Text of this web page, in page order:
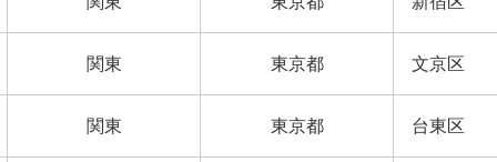
関東 東京都 文京区
関東 東京都 台東区